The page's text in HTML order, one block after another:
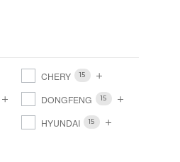
CHERY 15
DONGFENG 15
HYUNDAI 15
Enviar